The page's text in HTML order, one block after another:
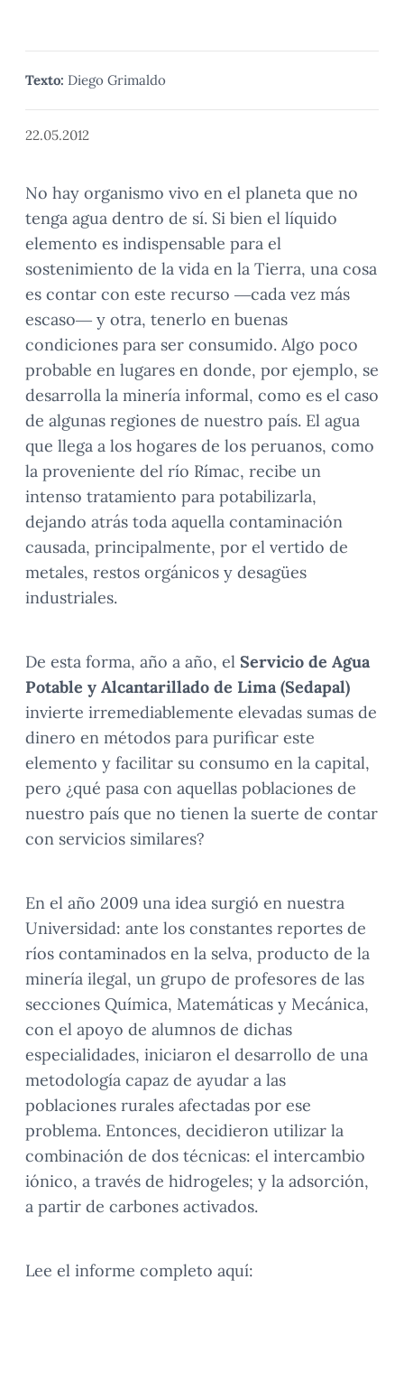
Texto: Diego Grimaldo
22.05.2012
No hay organismo vivo en el planeta que no
tenga agua dentro de sí. Si bien el líquido
elemento es indispensable para el
sostenimiento de la vida en la Tierra, una cosa
es contar con este recurso —cada vez más
escaso— y otra, tenerlo en buenas
condiciones para ser consumido. Algo poco
probable en lugares en donde, por ejemplo, se
desarrolla la minería informal, como es el caso
de algunas regiones de nuestro país. El agua
que llega a los hogares de los peruanos, como
la proveniente del río Rímac, recibe un
intenso tratamiento para potabilizarla,
dejando atrás toda aquella contaminación
causada, principalmente, por el vertido de
metales, restos orgánicos y desagües
industriales.
De esta forma, año a año, el Servicio de Agua
Potable y Alcantarillado de Lima (Sedapal)
invierte irremediablemente elevadas sumas de
dinero en métodos para purificar este
elemento y facilitar su consumo en la capital,
pero ¿qué pasa con aquellas poblaciones de
nuestro país que no tienen la suerte de contar
con servicios similares?
En el año 2009 una idea surgió en nuestra
Universidad: ante los constantes reportes de
ríos contaminados en la selva, producto de la
minería ilegal, un grupo de profesores de las
secciones Química, Matemáticas y Mecánica,
con el apoyo de alumnos de dichas
especialidades, iniciaron el desarrollo de una
metodología capaz de ayudar a las
poblaciones rurales afectadas por ese
problema. Entonces, decidieron utilizar la
combinación de dos técnicas: el intercambio
iónico, a través de hidrogeles; y la adsorción,
a partir de carbones activados.
Lee el informe completo aquí: